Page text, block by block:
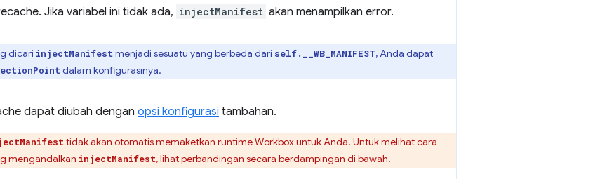
Jika variabel ini tidak ada, injectManifest akan menampilkan error.
dicari injectManifest menjadi sesuatu yang berbeda dari self.__WB_MANIFEST, Anda dapat
dalam konfigurasinya.
dapat diubah dengan opsi konfigurasi tambahan.
tidak akan otomatis memaketkan runtime Workbox untuk Anda. Untuk melihat cara
mengandalkan injectManifest, lihat perbandingan secara berdampingan di bawah.